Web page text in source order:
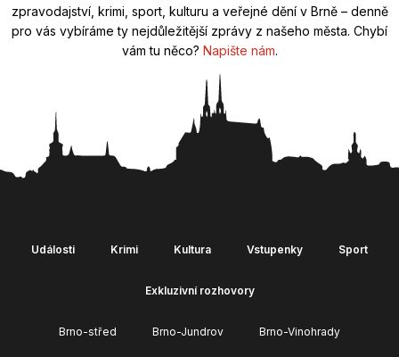
zpravodajství, krimi, sport, kulturu a veřejné dění v Brně – denně
pro vás vybíráme ty nejdůležitější zprávy z našeho města. Chybí
vám tu něco? Napište nám.
Události Krimi Kultura Vstupenky Sport
Exkluzivní rozhovory
Brno-střed Brno-Jundrov Brno-Vinohrady